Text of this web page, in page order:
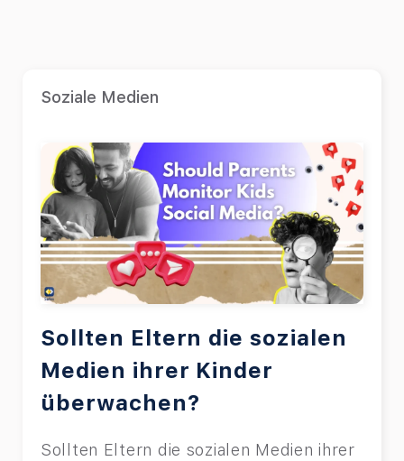
Soziale Medien
Sollten Eltern die sozialen
Medien ihrer Kinder
überwachen?
Sollten Eltern die sozialen Medien ihrer